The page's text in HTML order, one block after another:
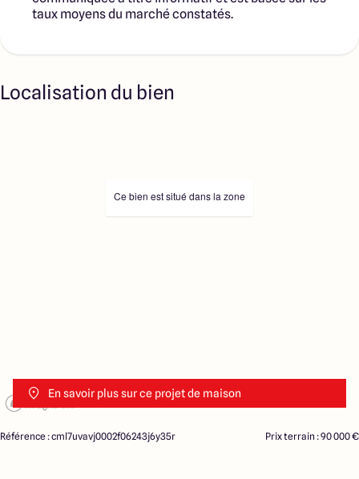
taux moyens du marché constatés.
Localisation du bien
En savoir plus sur ce projet de maison
Ce bien est situé dans la zone
Référence : cml7uvavj0002f06243j6y35r Prix terrain : 90 000 €